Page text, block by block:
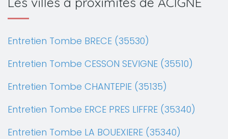
Entretien Tombe BRECE (35530)
Entretien Tombe CESSON SEVIGNE (35510)
Entretien Tombe CHANTEPIE (35135)
Entretien Tombe ERCE PRES LIFFRE (35340)
Entretien Tombe LA BOUEXIERE (35340)